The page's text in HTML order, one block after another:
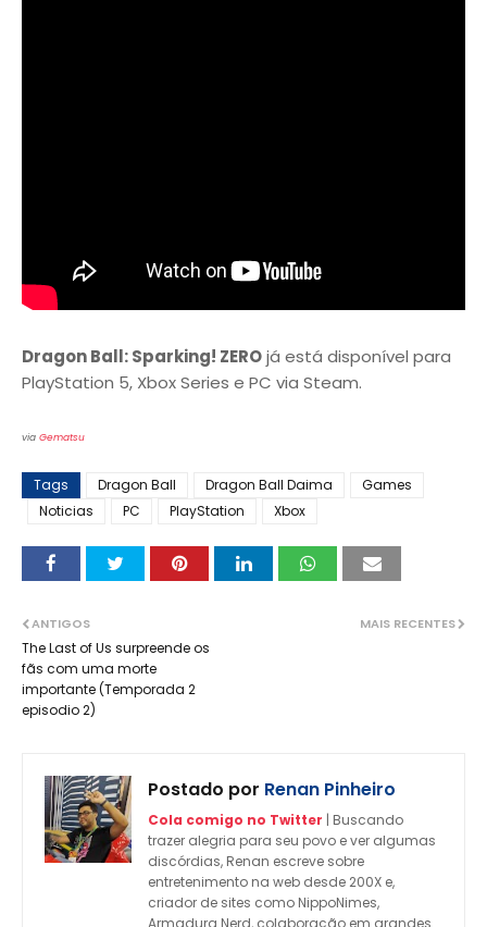
Dragon Ball: Sparking! ZEROjá está disponível para
PlayStation 5, Xbox Series e PC via Steam.
via Gematsu
Tags Dragon Ball Dragon Ball Daima
Games
Noticias
PC PlayStation Xbox
MAIS RECENTES
ANTIGOS
The Last of Us surpreende os
fãs com uma morte
importante (Temporada 2
episodio 2)
Postado por Renan Pinheiro
Cola comigo no Twitter | Buscando
trazer alegria para seu povo e ver algumas
discórdias, Renan escreve sobre
entretenimento na web desde 200X e,
criador de sites como NippoNimes,
Armadura Nerd, colaboração em grandes